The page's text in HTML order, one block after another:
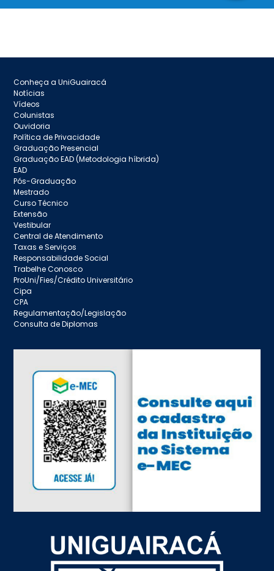
Conheça a UniGuairacá
Notícias
Vídeos
Colunistas
Ouvidoria
Política de Privacidade
Graduação Presencial
Graduação EAD (Metodologia híbrida)
EAD
Pós-Graduação
Mestrado
Curso Técnico
Extensão
Vestibular
Central de Atendimento
Taxas e Serviços
Responsabilidade Social
Trabelhe Conosco
ProUni/Fies/Crédito Universitário
Cipa
CPA
Regulamentação/Legislação
Consulta de Diplomas